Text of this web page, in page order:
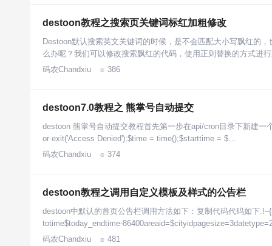
destoon教程之搜索页关键词标红加粗修改
Destoon默认搜索英文关键词的时候，是不会匹配大小写飘红的
么办呢？我们可以修改搜索飘红的代码，使用正则替换的方式进
码农Chandxiu
 386
destoon7.0教程之 熊掌号自动提交
destoon 熊掌号自动提交教程首先第一步在api/cron目录下新建一
or exit('Access Denied');$time = time();$starttime = $…
码农Chandxiu
 374
destoon教程之调用自定义模板及样式的公告栏
destoon中默认的首页公告栏调用方法如下：复制代码代码如下
totime$today_endtime-
码农Chandxiu
 481